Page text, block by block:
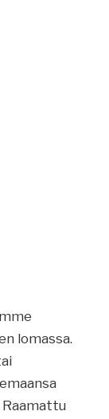
lomassa.
Raamattu